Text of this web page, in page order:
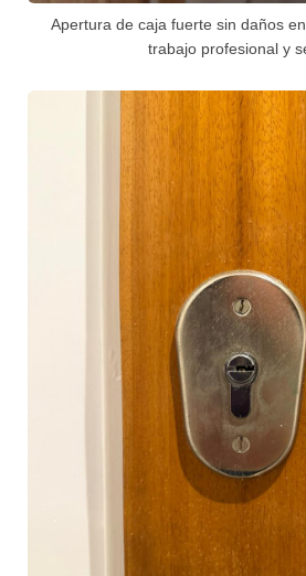
Apertura de caja fuerte sin daños
trabajo profesional y